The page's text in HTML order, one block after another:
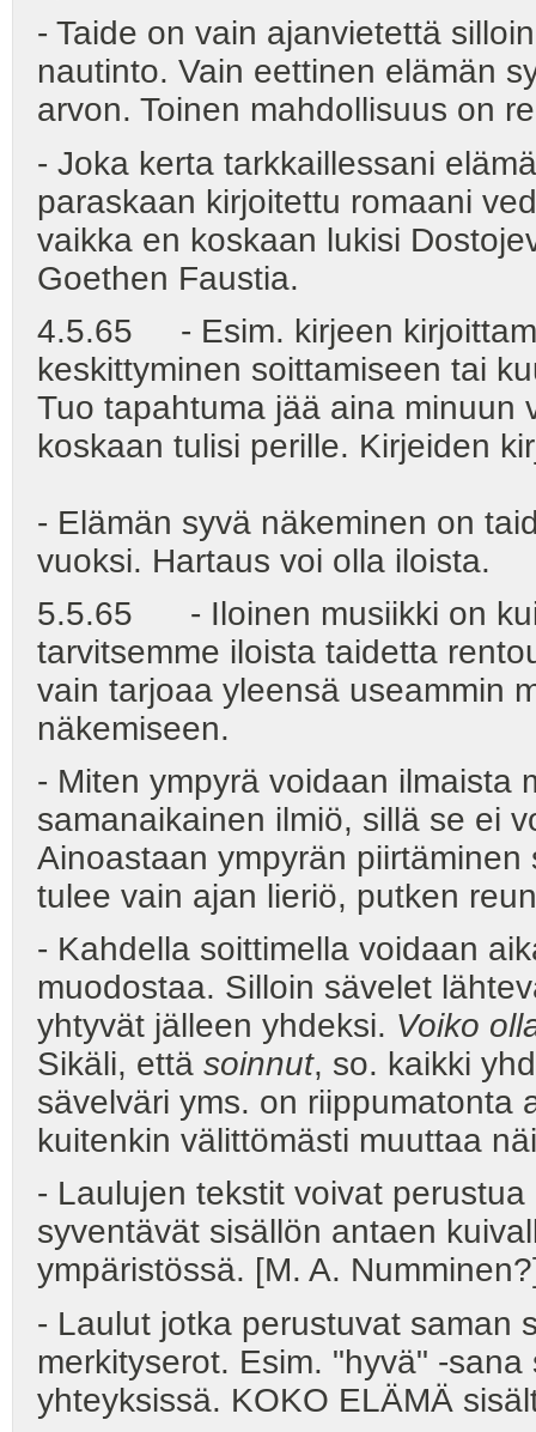
- Taide on vain ajanvietettä
nautinto. Vain eettinen elämän
arvon. Toinen mahdollisuus on
- Joka kerta tarkkaillessani
paraskaan kirjoitettu romaani
vaikka en koskaan lukisi
Goethen Faustia.
4.5.65 - Esim. kirjeen
keskittyminen soittamiseen tai
Tuo tapahtuma jää aina minuun
koskaan tulisi perille. Kirjeiden
- Elämän syvä näkeminen on
vuoksi. Hartaus voi olla iloista.
5.5.65 - Iloinen musiikki on
tarvitsemme iloista taidetta
vain tarjoaa yleensä useammin
näkemiseen.
- Miten ympyrä voidaan ilmaista
samanaikainen ilmiö, sillä se ei
Ainoastaan ympyrän
tulee vain ajan lieriö, putken
- Kahdella soittimella voidaan
muodostaa. Silloin sävelet
yhtyvät jälleen yhdeksi. Voiko
Sikäli, että soinnut, so. kaikki
sävelväri yms. on riippumatonta
kuitenkin välittömästi muuttaa
- Laulujen tekstit voivat
syventävät sisällön antaen
ympäristössä. [M. A.
- Laulut jotka perustuvat saman
merkityserot. Esim. "hyvä" -
yhteyksissä. KOKO ELÄMÄ